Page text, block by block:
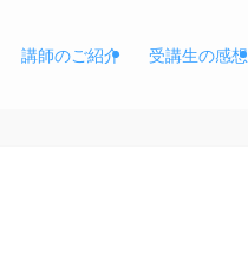
講師のご紹介 受講生の感想